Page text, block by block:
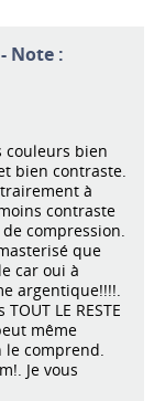
Note :
couleurs bien
bien contraste.
à
contraste
compression.
que
car oui à
argentique!!!!.
LE RESTE
même
le comprend.
Je vous